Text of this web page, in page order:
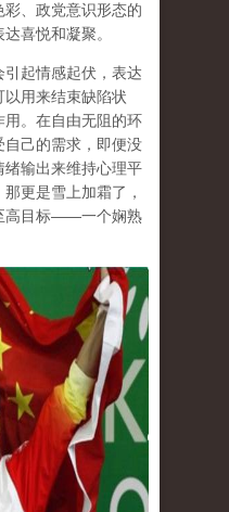
、政党意识形态的
喜悦和凝聚。
起情感起伏， 表达
用来结束缺陷状
用 。在自由无阻的环
己的需求，即便没
输出来维持心理平
更是雪上加霜了，
高目标——一个娴熟